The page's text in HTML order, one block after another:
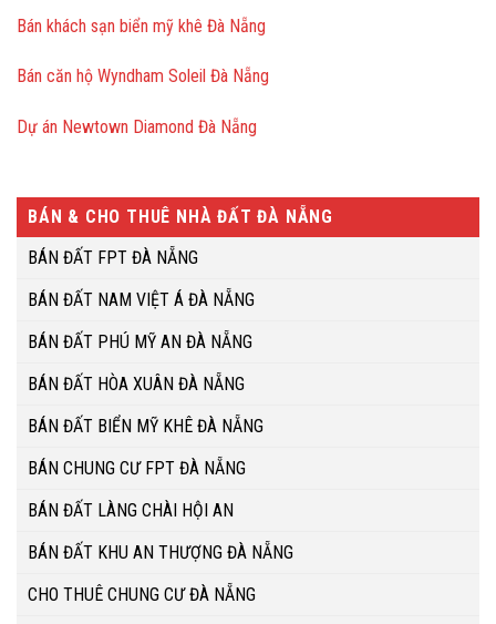
Bán khách sạn biển mỹ khê Đà Nẵng
Bán căn hộ Wyndham Soleil Đà Nẵng
Dự án Newtown Diamond Đà Nẵng
BÁN & CHO THUÊ NHÀ ĐẤT ĐÀ NẴNG
BÁN ĐẤT FPT ĐÀ NẴNG
BÁN ĐẤT NAM VIỆT Á ĐÀ NẴNG
BÁN ĐẤT PHÚ MỸ AN ĐÀ NẴNG
BÁN ĐẤT HÒA XUÂN ĐÀ NẴNG
BÁN ĐẤT BIỂN MỸ KHÊ ĐÀ NẴNG
BÁN CHUNG CƯ FPT ĐÀ NẴNG
BÁN ĐẤT LÀNG CHÀI HỘI AN
BÁN ĐẤT KHU AN THƯỢNG ĐÀ NẴNG
CHO THUÊ CHUNG CƯ ĐÀ NẴNG